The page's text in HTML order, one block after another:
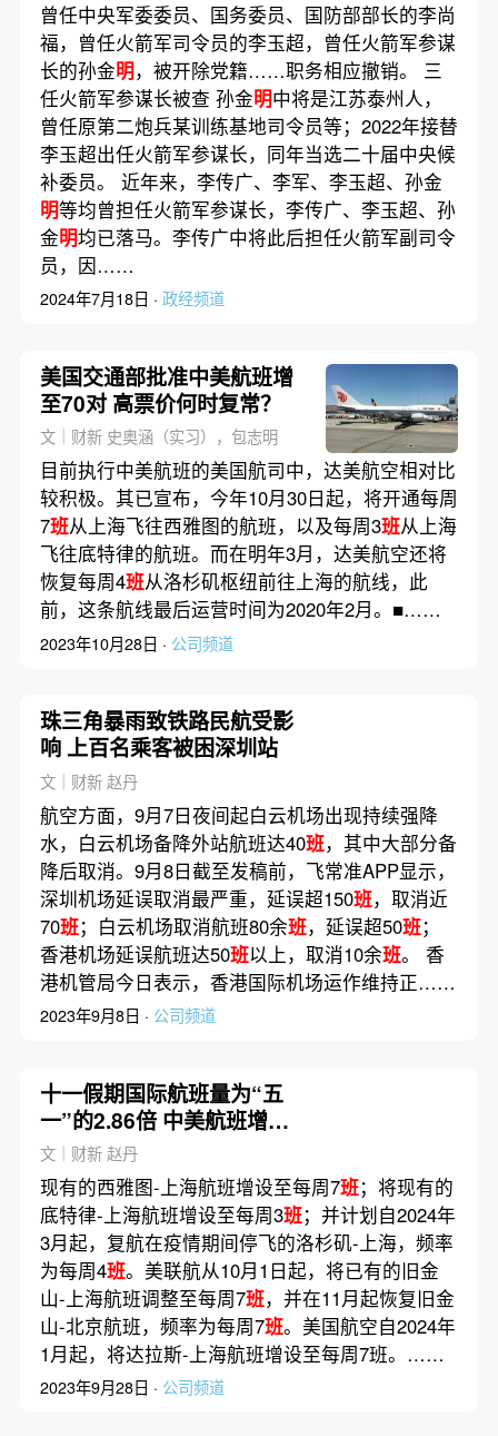
曾任中央军委委员、国务委员、国防部部长的李尚
福，曾任火箭军司令员的李玉超，曾任火箭军参谋
长的孙金明，被开除党籍……职务相应撤销。 三
任火箭军参谋长被查 孙金明中将是江苏泰州人，
曾任原第二炮兵某训练基地司令员等；2022年接替
李玉超出任火箭军参谋长，同年当选二十届中央候
补委员。 近年来，李传广、李军、李玉超、孙金
明等均曾担任火箭军参谋长，李传广、李玉超、孙
金明均已落马。李传广中将此后担任火箭军副司令
员，因……
2024年7月18日 · 政经频道
美国交通部批准中美航班增
至70对 高票价何时复常？
文｜财新 史奥涵（实习），包志明
目前执行中美航班的美国航司中，达美航空相对比
较积极。其已宣布，今年10月30日起，将开通每周
7班从上海飞往西雅图的航班，以及每周3班从上海
飞往底特律的航班。而在明年3月，达美航空还将
恢复每周4班从洛杉矶枢纽前往上海的航线，此
前，这条航线最后运营时间为2020年2月。■……
2023年10月28日 · 公司频道
珠三角暴雨致铁路民航受影
响 上百名乘客被困深圳站
文｜财新 赵丹
航空方面，9月7日夜间起白云机场出现持续强降
水，白云机场备降外站航班达40班，其中大部分备
降后取消。9月8日截至发稿前，飞常准APP显示，
深圳机场延误取消最严重，延误超150班，取消近
70班；白云机场取消航班80余班，延误超50班；
香港机场延误航班达50班以上，取消10余班。 香
港机管局今日表示，香港国际机场运作维持正……
2023年9月8日 · 公司频道
十一假期国际航班量为“五
一”的2.86倍 中美航班增加
仍缓慢
文｜财新 赵丹
现有的西雅图-上海航班增设至每周7班；将现有的
底特律-上海航班增设至每周3班；并计划自2024年
3月起，复航在疫情期间停飞的洛杉矶-上海，频率
为每周4班。美联航从10月1日起，将已有的旧金
山-上海航班调整至每周7班，并在11月起恢复旧金
山-北京航班，频率为每周7班。美国航空自2024年
1月起，将达拉斯-上海航班增设至每周7班。……
2023年9月28日 · 公司频道